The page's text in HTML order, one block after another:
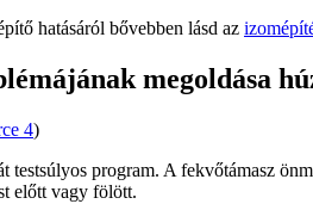
hatásáról bővebben lásd az
megoldása
4)
testsúlyos program. A fekvőtámasz
előtt vagy fölött.